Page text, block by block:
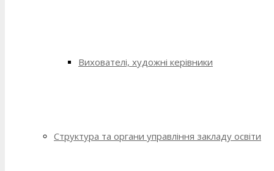
Вихователі, художні керівники
Структура та органи управління закладу освіти